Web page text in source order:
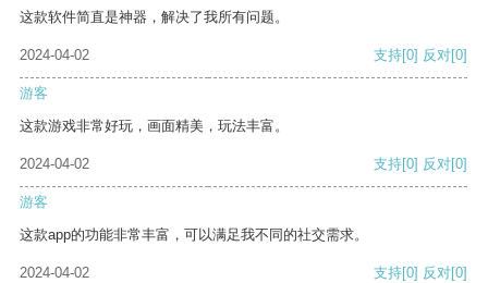
这款软件简直是神器，解决了我所有问题。
2024-04-02 支持[0] 反对[0]
游客
这款游戏非常好玩，画面精美，玩法丰富。
2024-04-02 支持[0] 反对[0]
游客
这款app的功能非常丰富，可以满足我不同的社交需求。
2024-04-02 支持[0] 反对[0]